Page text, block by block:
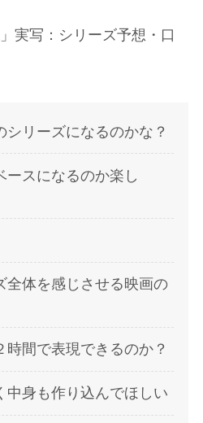
実写：シリーズ予想・口
シリーズになるのかな？
ースになるのか楽し
全体を感じさせる映画の
時間で表現できるのか？
中身も作り込んでほしい